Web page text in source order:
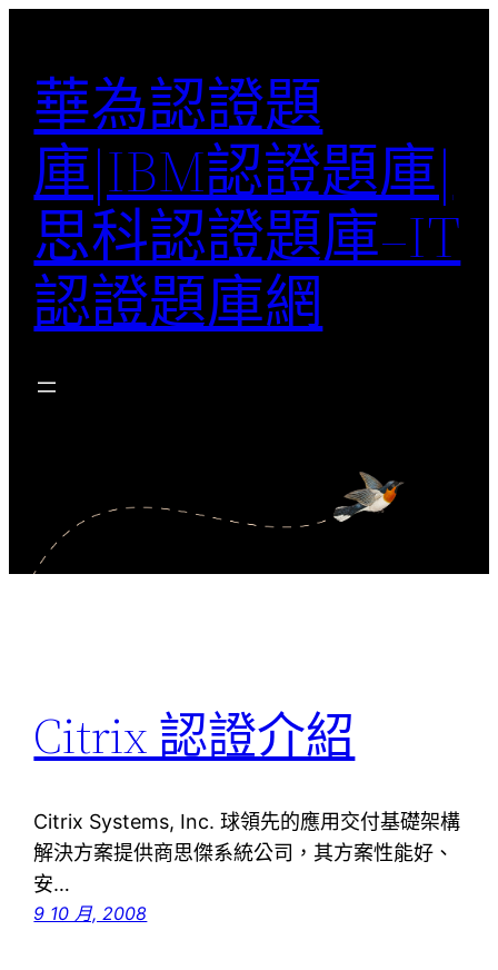
華為認證題
庫|IBM認證題庫|
思科認證題庫–IT
認證題庫網
Citrix 認證介紹
Citrix Systems, Inc. 球領先的應用交付基礎架構
解決方案提供商思傑系統公司，其方案性能好、
安…
9 10 月, 2008